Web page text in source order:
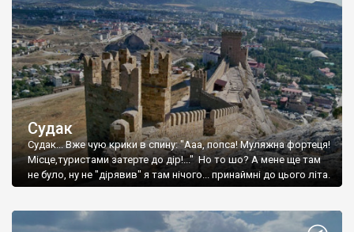
Судак
Судак... Вже чую крики в спину: "Ааа, попса! Муляжна фортеця!
Місце,туристами затерте до дір!..." Но то шо? А мене ще там
не було, ну не "дірявив" я там нічого... принаймні до цього літа.